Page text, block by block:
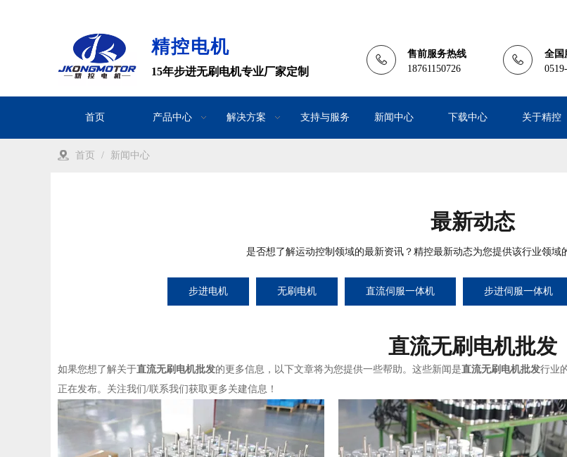
精控电机
15年步进无刷电机专业厂家定制
售前服务热线
18761150726
全国
首页 产品中心 解决方案 支持与服务 新闻中心 下载中心 关于精控
首页 / 新闻中心
最新动态
是否想了解运动控制领域的最新资讯？精控最新动态为您提供该行业领域
步进电机 无刷电机 直流伺服一体机 步进伺服一体机
直流无刷电机批发
如果您想了解关于直流无刷电机批发的更多信息，以下文章将为您提供一些帮助。这些新闻是直流无刷电机批发行业
正在发布。关注我们/联系我们获取更多关建信息！